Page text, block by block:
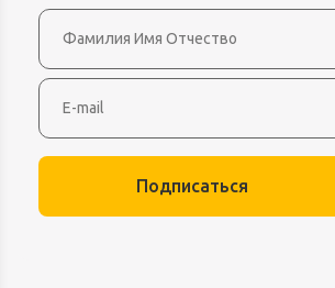
Подписаться